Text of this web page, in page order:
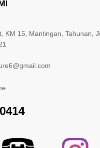
KM 15, Mantingan, Tahunan,